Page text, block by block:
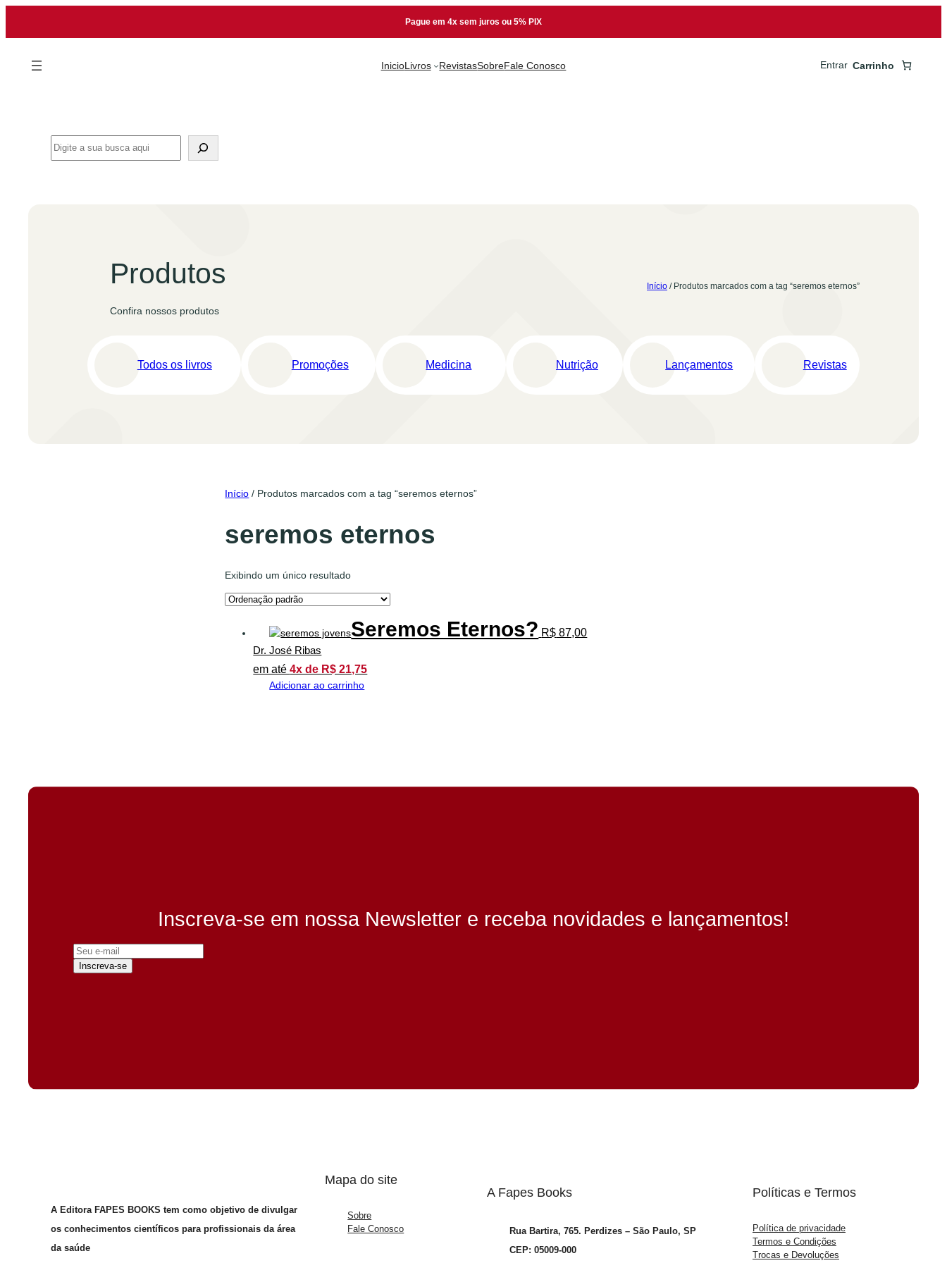
o
Pague em 4x sem juros ou 5% PIX
InicioLivros RevistasSobreFale Conosco Entrar Carrinho
Search
Produtos
Confira nossos produtos
Início / Produtos marcados com a tag “seremos eternos”
Todos os livros Promoções Medicina Nutrição Lançamentos Revistas
Início / Produtos marcados com a tag “seremos eternos”
seremos eternos
Exibindo um único resultado
Seremos Eternos? R$ 87,00
Dr. José Ribas
em até4x de R$ 21,75
Adicionar ao carrinho
Inscreva-se em nossa Newsletter e receba novidades e lançamentos!
Inscreva-se
A Editora FAPES BOOKS tem como objetivo de divulgar
os conhecimentos científicos para profissionais da área
da saúde
Mapa do site
Sobre
Fale Conosco
A Fapes Books
Rua Bartira, 765. Perdizes – São Paulo, SP
CEP: 05009-000
Políticas e Termos
Política de privacidade
Termos e Condições
Trocas e Devoluções